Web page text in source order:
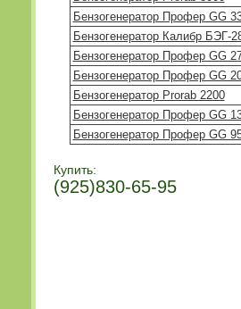
Бензогенератор Профер GG
Бензогенератор Калибр БЭГ-
Бензогенератор Профер GG
Бензогенератор Профер GG
Бензогенератор Prorab 2200
Бензогенератор Профер GG
Бензогенератор Профер GG
Купить:
(925)830-65-95